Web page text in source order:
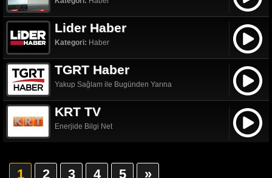
Lider Haber
Kategori: Haber
TGRT Haber
Yakup Sağlam ile Bugünden Yarına
KRT TV
Enerjide Bilgi Net
1 2 3 4 5 »